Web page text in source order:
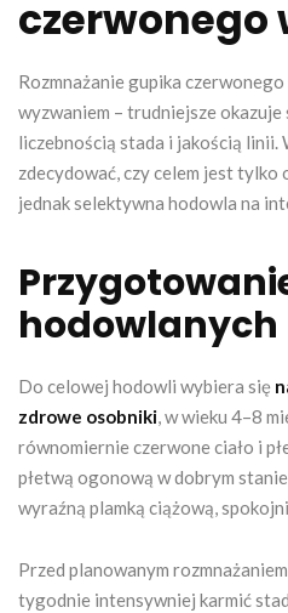
czerwonego
Rozmnażanie gupika
wyzwaniem – trudniejsze
liczebnością stada i jakością linii.
zdecydować, czy celem jest tylko
jednak selektywna hodowla na
hodowlanych
Do celowej hodowli wybiera się
zdrowe osobniki, w wieku 4–8
równomiernie czerwone ciało i
płetwą ogonową w dobrym
wyraźną plamką ciążową,
Przed planowanym
tygodnie intensywniej karmić